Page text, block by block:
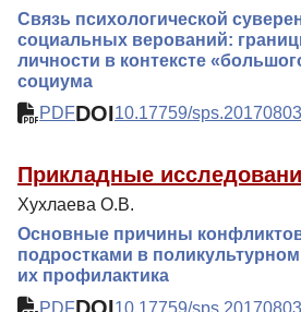
Связь психологической
социальных верований:
личности в контексте
социума
PDFDOI10.17759/
Прикладные
Хухлаева О.В.
Основные причины
подростками в поликультурном
их профилактика
PDF
10.17759/